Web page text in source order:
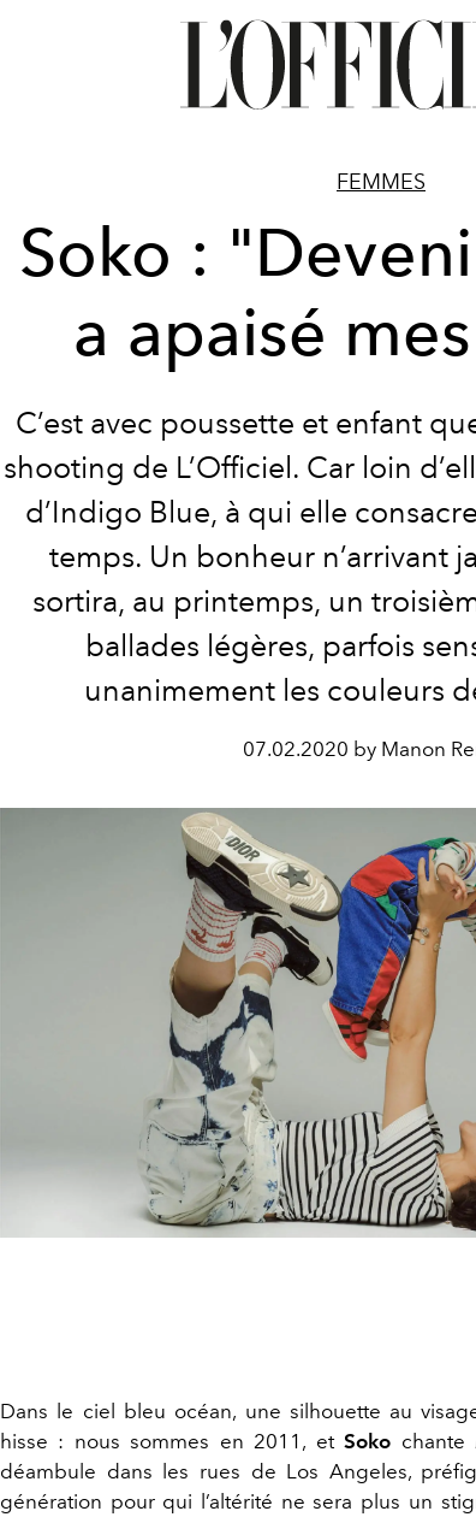
FEMMES
Soko :
a apaisé
C’est avec poussette et enfant
shooting de L’Officiel. Car loin
d’Indigo Blue, à qui elle
temps. Un bonheur n’arrivant
sortira, au printemps, un
ballades légères, parfois
unanimement les couleurs
07.02.2020 by Manon
Dans le ciel bleu océan, une silhouette au
hisse : nous sommes en 2011, etSoko chante
déambule dans les rues de Los Angeles,
génération pour qui l’altérité ne sera plus un